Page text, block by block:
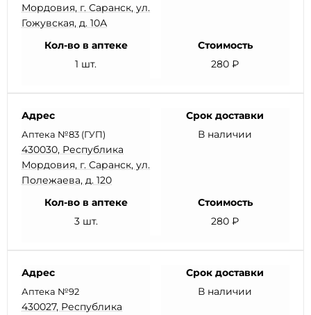
Мордовия, г. Саранск, ул.
Гожувская, д. 10А
Кол-во в аптеке
1 шт.
Стоимость
280 ₽
Адрес
Аптека №83 (ГУП)
430030, Республика
Мордовия, г. Саранск, ул.
Полежаева, д. 120
Срок доставки
В наличии
Кол-во в аптеке
3 шт.
Стоимость
280 ₽
Адрес
Аптека №92
430027, Республика
Срок доставки
В наличии